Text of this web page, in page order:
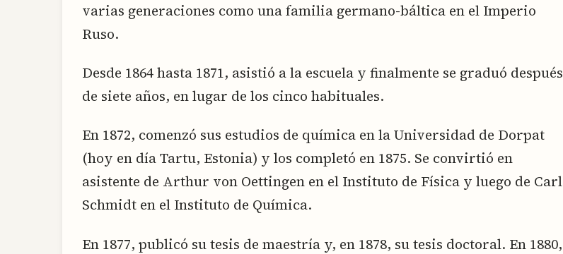
varias generaciones como una familia germano-báltica en el Imperio
Ruso.
Desde 1864 hasta 1871, asistió a la escuela y finalmente se graduó después
de siete años, en lugar de los cinco habituales.
En 1872, comenzó sus estudios de química en la Universidad de Dorpat
(hoy en día Tartu, Estonia) y los completó en 1875. Se convirtió en
asistente de Arthur von Oettingen en el Instituto de Física y luego de Carl
Schmidt en el Instituto de Química.
En 1877, publicó su tesis de maestría y, en 1878, su tesis doctoral. En 1880,